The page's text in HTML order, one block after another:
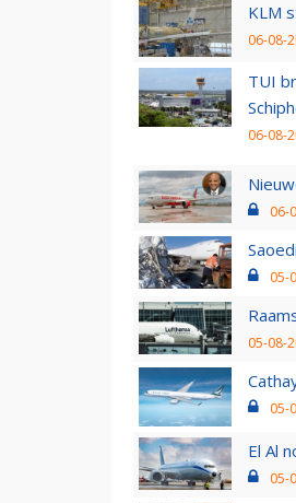
KLM
06-08-
TUI
06-08-
06-
05-
05-08-
05-
El Al
05-